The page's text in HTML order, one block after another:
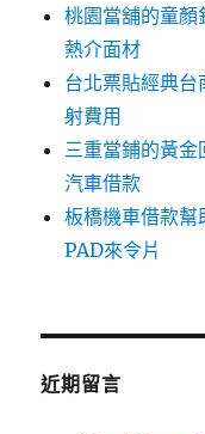
桃園當舖的童
熱介面材
台北票貼經典
射費用
三重當鋪的黃
汽車借款
板橋機車借款
PAD來令片
近期留言